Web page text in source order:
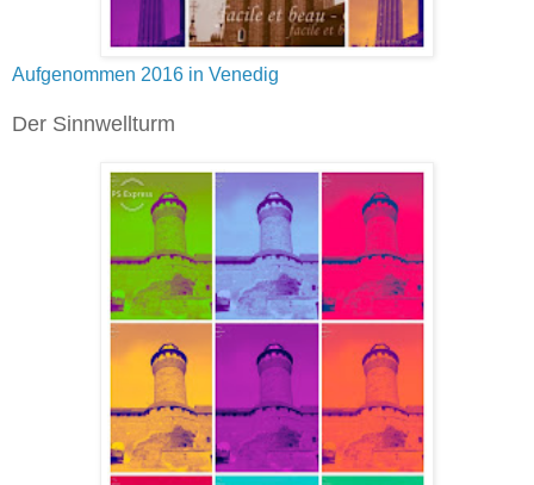
Aufgenommen 2016 in Venedig
Der Sinnwellturm